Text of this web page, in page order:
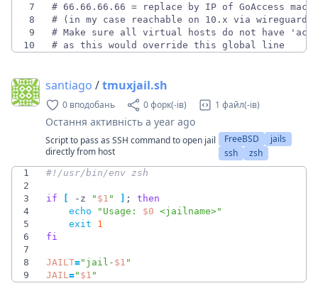
7
8
9
10
# as this would override this global line
santiago /tmuxjail.sh
0 вподобань 0 форк(-ів) 1 файл(-ів)
Остання активність a year ago
Script to pass as SSH command to open jail
directly from host
FreeBSD
jails
ssh
zsh
1
2
3
if -z " $1 " ;
then
4
echo " Usage: $0 <jailname>"
5
exit
1
6
fi
7
8
JAILT=" jail- $1 "
9
JAIL =" $1 "